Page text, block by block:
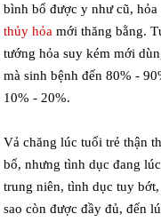
bình bổ được y như cũ,
thủy hỏa mới thăng bằng.
tướng hỏa suy kém mới
mà sinh bệnh đến 80% -
10% - 20%.
Vả chăng lúc tuổi trẻ thận
bổ, nhưng tình dục đang
trung niên, tình dục tuy
sao còn được đầy đủ, đến